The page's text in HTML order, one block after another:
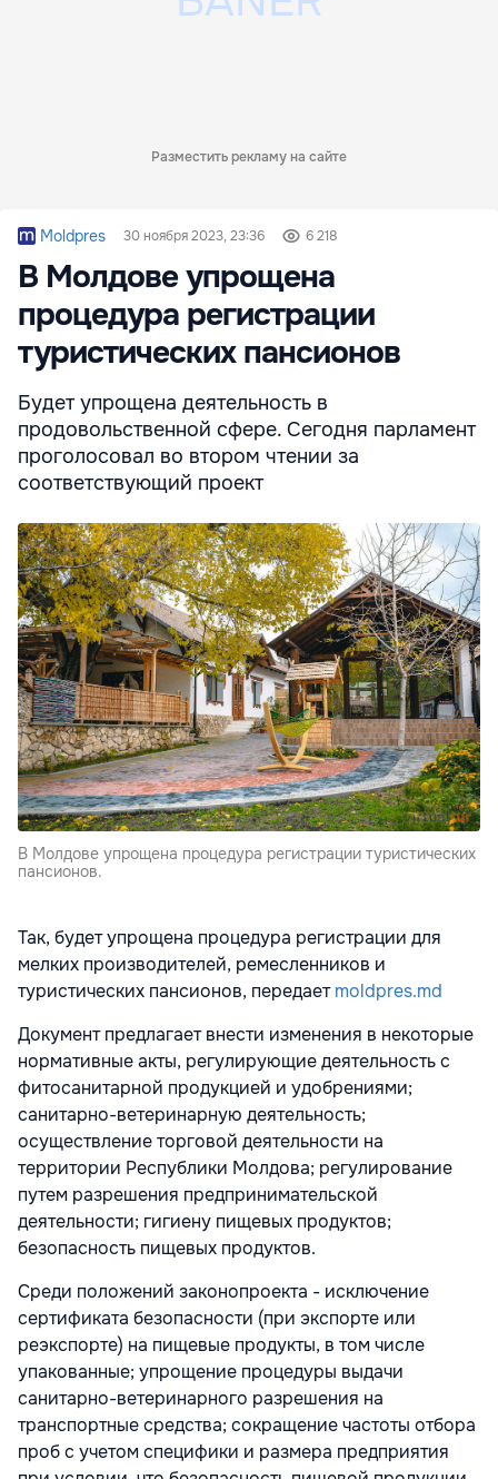
Разместить рекламу на сайте
Moldpres 30 ноября 2023, 23:36 6 218
В Молдове упрощена
процедура регистрации
туристических пансионов
Будет упрощена деятельность в
продовольственной сфере. Сегодня парламент
проголосовал во втором чтении за
соответствующий проект
В Молдове упрощена процедура регистрации туристических
пансионов.
Так, будет упрощена процедура регистрации для
мелких производителей, ремесленников и
туристических пансионов, передаетmoldpres.md
Документ предлагает внести изменения в некоторые
нормативные акты, регулирующие деятельность с
фитосанитарной продукцией и удобрениями;
санитарно-ветеринарную деятельность;
осуществление торговой деятельности на
территории Республики Молдова; регулирование
путем разрешения предпринимательской
деятельности; гигиену пищевых продуктов;
безопасность пищевых продуктов.
Среди положений законопроекта - исключение
сертификата безопасности (при экспорте или
реэкспорте) на пищевые продукты, в том числе
упакованные; упрощение процедуры выдачи
санитарно-ветеринарного разрешения на
транспортные средства; сокращение частоты отбора
проб с учетом специфики и размера предприятия